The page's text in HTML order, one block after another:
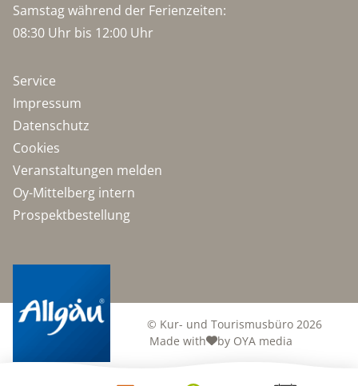
Samstag während der Ferienzeiten:
08:30 Uhr bis 12:00 Uhr
Service
Impressum
Datenschutz
Cookies
Veranstaltungen melden
Oy-Mittelberg intern
Prospektbestellung
© Kur- und Tourismusbüro 2026
Made with
by OYA media